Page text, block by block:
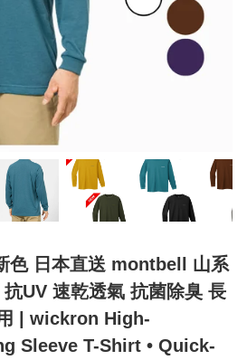
色 日本直送 montbell 山系
UV 速乾透氣 抗菌除臭 長
| wickron High-
Sleeve T-Shirt • Quick-